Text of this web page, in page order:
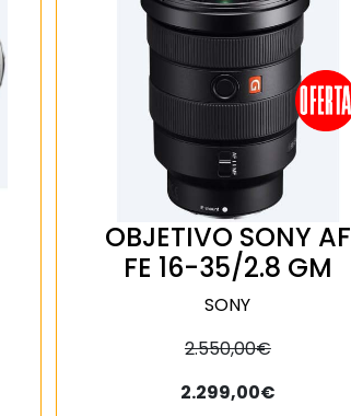
OBJETIVO SONY AF
FE 16-35/2.8 GM
SONY
2.550,00€
2.299,00€